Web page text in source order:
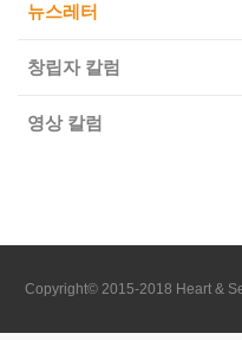
뉴스레터
창립자 칼럼
영상 칼럼
Copyright© 2015-2018 Heart &